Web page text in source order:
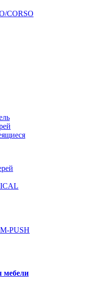
CORSO
PUSH
мебели